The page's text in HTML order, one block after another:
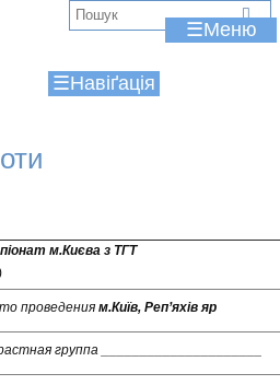
to navigation
☰
☰
м.Києва з ТГТ
проведения м.Київ, Реп’яхів яр
группа _____________________